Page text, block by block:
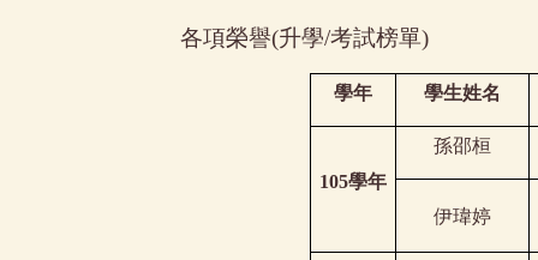
各項榮譽(升學/考試榜單)
學年 學生姓名
105學年
孫邵桓
伊瑋婷